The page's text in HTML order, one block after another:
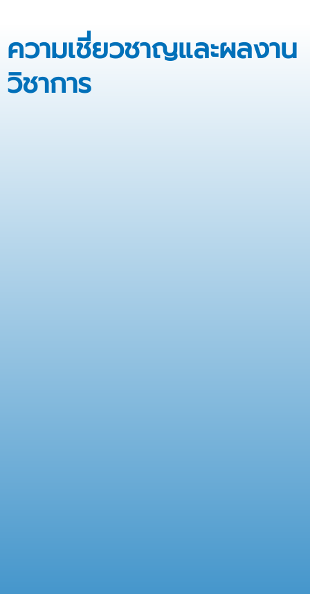
ความเชี่ยวชาญและผลงาน
วิชาการ​